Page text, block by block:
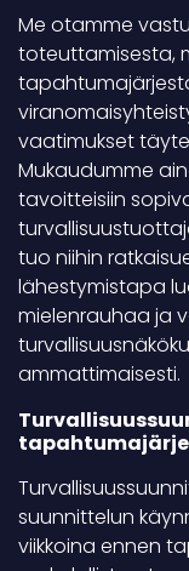
Me otamme
toteuttamisesta,
vaatimukset
Mukaudumme
tavoitteisiin
tuo niihin
lähestymistapa
mielenrauhaa ja
ammattimaisesti.
suunnittelun
viikkoina ennen